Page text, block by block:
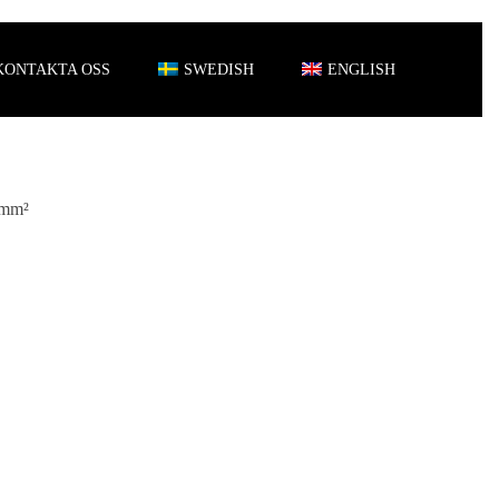
OSS SWEDISH ENGLISH